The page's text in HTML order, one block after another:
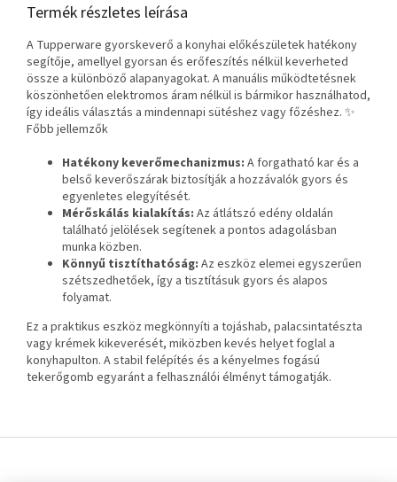
Termék részletes leírása
A Tupperware gyorskeverő a konyhai előkészületek hatékony
segítője, amellyel gyorsan és erőfeszítés nélkül keverheted
össze a különböző alapanyagokat. A manuális működtetésnek
köszönhetően elektromos áram nélkül is bármikor használhatod,
így ideális választás a mindennapi sütéshez vagy főzéshez. ✨
Főbb jellemzők
Hatékony keverőmechanizmus: A forgatható kar és a
belső keverőszárak biztosítják a hozzávalók gyors és
egyenletes elegyítését.
Mérőskálás kialakítás: Az átlátszó edény oldalán
található jelölések segítenek a pontos adagolásban
munka közben.
Könnyű tisztíthatóság: Az eszköz elemei egyszerűen
szétszedhetőek, így a tisztításuk gyors és alapos
folyamat.
Ez a praktikus eszköz megkönnyíti a tojáshab, palacsintatészta
vagy krémek kikeverését, miközben kevés helyet foglal a
konyhapulton. A stabil felépítés és a kényelmes fogású
tekerőgomb egyaránt a felhasználói élményt támogatják.
L